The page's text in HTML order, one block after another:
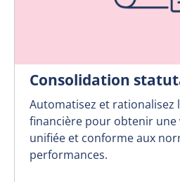
Consolidation
Automatisez et rationalisez
financière pour obtenir une
unifiée et conforme aux
performances.